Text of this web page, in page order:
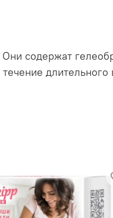
содержат